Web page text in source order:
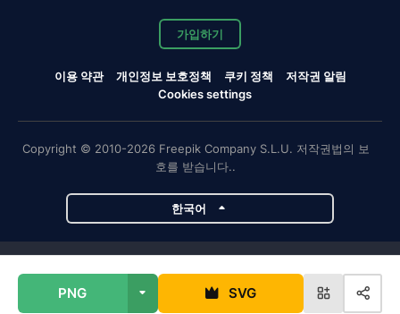
PNG SVG
가입하기
이용 약관 개인정보 보호정책 쿠키 정책
저작권 알림
Cookies settings
Copyright © 2010-2026 Freepik Company S.L.U. 저작권법의 보
호를 받습니다..
한국어